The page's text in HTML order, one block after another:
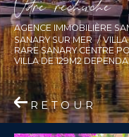
Vore recece
AGENCE IMMOBILIÈRE
SANARY SUR MER
VILLA
RARE SANARY CENTRE
VILLA DE 129M2
RETOUR